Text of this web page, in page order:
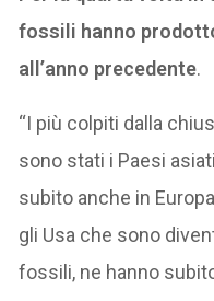
fossili hanno
all’anno precedente.
“I più colpiti dalla
sono stati i Paesi
subito anche in
gli Usa che sono
fossili, ne hanno